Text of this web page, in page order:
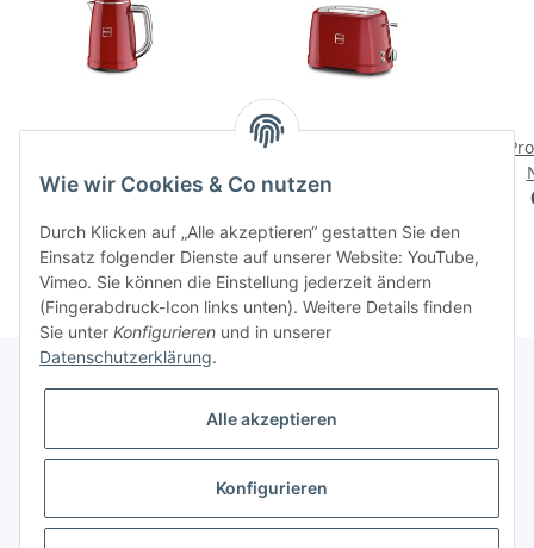
- Novis Iconic Line
149,00 CHF*
Toaster T2 SEV - Novis
129,00 CHF
Gesetzliche Informationen
Wie wir Cookies & Co nutzen
Durch Klicken auf „Alle akzeptieren“ gestatten Sie den
Einsatz folgender Dienste auf unserer Website: YouTube,
Vimeo. Sie können die Einstellung jederzeit ändern
(Fingerabdruck-Icon links unten). Weitere Details finden
Sie unter Konfigurieren und in unserer
Datenschutzerklärung.
Alle akzeptieren
Konfigurieren